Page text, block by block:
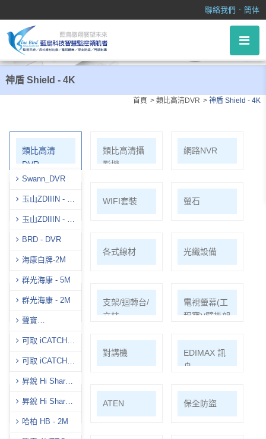
聯絡我們 ． 簡体
神盾 Shield - 4K
首頁 類比高清DVR 神盾 Shield - 4K
類比高清
DVR
Swann_DVR
玉山ZDIIIN - 8
玉山ZDIIIN - 5
BRD - DVR
海康白牌-2M
群光海康 - 5M
群光海康 - 2M
聲寶
可取 iCATCH -
可取 iCATCH -
昇銳 Hi Sharp -
昇銳 Hi Sharp-
哈柏 HB - 2M
類比高清攝
影機
網路NVR
網路攝影機 WIFI套裝 螢石
各式線材 光纖設備
耗材/手工具/
接頭/漏電盒
支架/迴轉台/
立柱
電視螢幕(工
程寶)/壁掛架
對講機
EDIMAX 訊
舟
PSTEK 五角 ATEN 保全防盜